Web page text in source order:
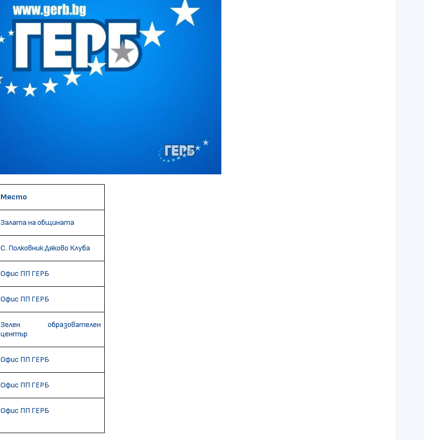
Място
Залата на общината
С. Полковник Дяково Клуба
Офис ПП ГЕРБ
Офис ПП ГЕРБ
Зелен образователен
център
Офис ПП ГЕРБ
Офис ПП ГЕРБ
Офис ПП ГЕРБ